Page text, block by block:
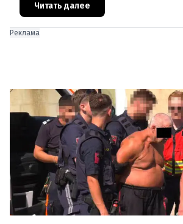
двух 16-летних девушек.Вызов
Читать далее
Реклама